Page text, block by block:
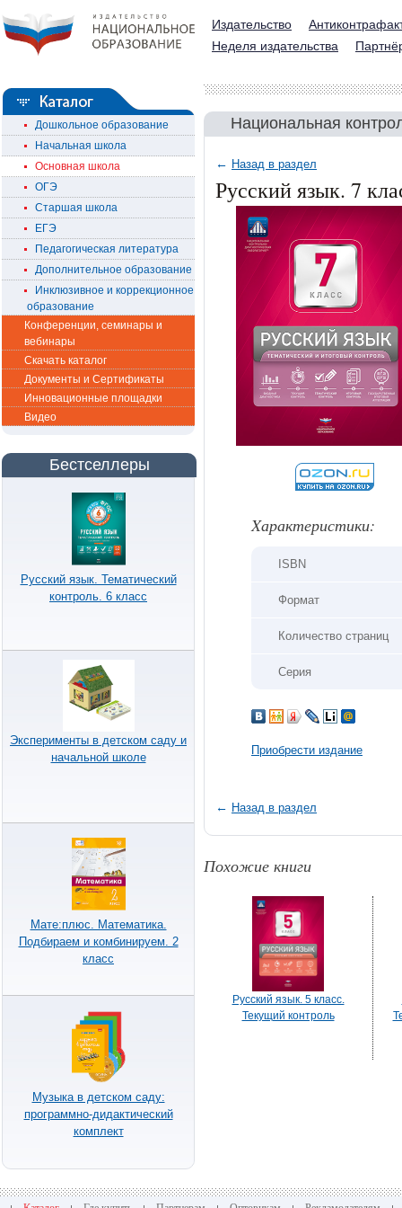
Издательство
Неделя издательства
Дошкольное образование
Начальная школа
Основная школа
ОГЭ
Старшая школа
ЕГЭ
Педагогическая литература
Дополнительное образование
Инклюзивное и коррекционное
образование
Конференции, семинары и
вебинары
Скачать каталог
Документы и Сертификаты
Инновационные площадки
Видео
Бестселлеры
Русский язык. Тематический
контроль. 6 класс
Эксперименты в детском саду и
начальной школе
Мате:плюс. Математика.
Подбираем и комбинируем. 2
класс
Музыка в детском саду:
программно-дидактический
комплект
Национальная
← Назад в раздел
Русский язык. 7
Xарактеристики:
ISBN
Формат
Количество страниц
Серия
Приобрести издание
← Назад в раздел
Похожие книги
Русский язык. 5 класс.
Текущий контроль